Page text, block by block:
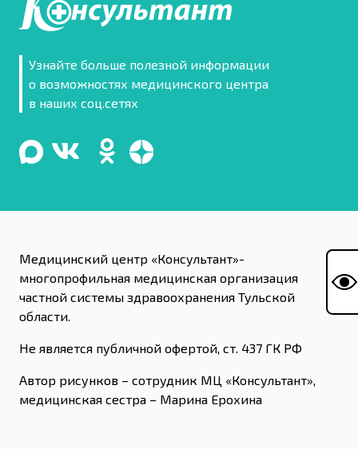
Узнайте больше полезной информации
о возможностях медицинского центра
в наших соц.сетях
Медицинский центр «Консультант»-
многопрофильная медицинская организация
частной системы здравоохранения Тульской
области.
Не является публичной офертой, ст. 437 ГК РФ
Автор рисунков – сотрудник МЦ «Консультант»,
медицинская сестра – Марина Ерохина